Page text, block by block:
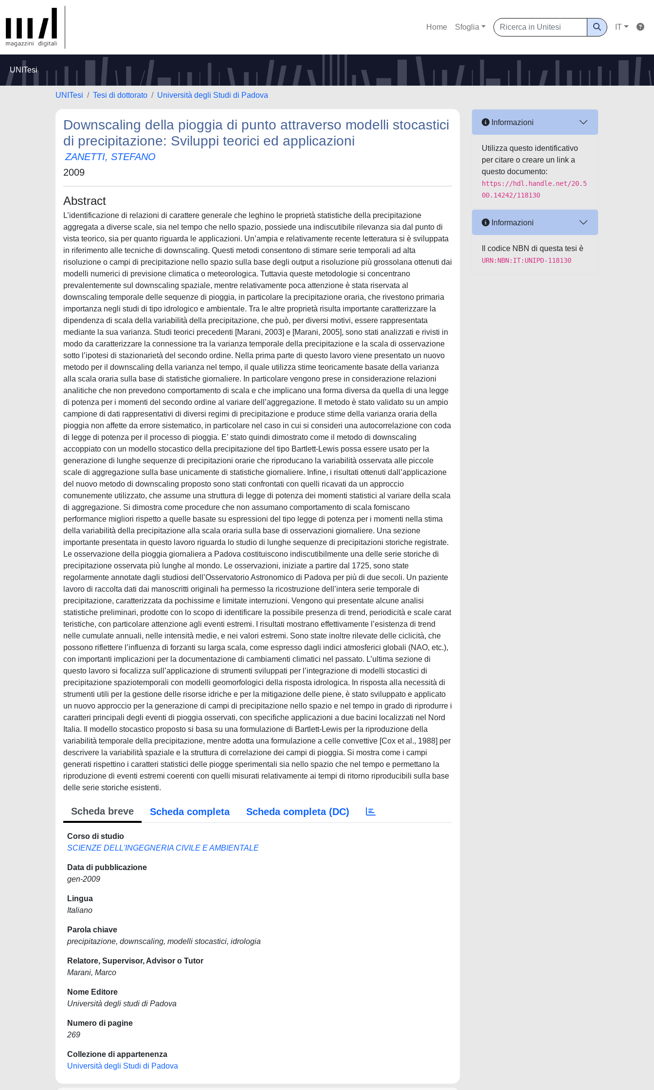
Home Sfoglia IT
UNITesi
UNITesi Tesi di dottorato Università degli Studi di Padova
Downscaling della pioggia di punto attraverso modelli stocastici
di precipitazione: Sviluppi teorici ed applicazioni
ZANETTI, STEFANO
2009
Abstract
L’identificazione di relazioni di carattere generale che leghino le proprietà statistiche della precipitazione
aggregata a diverse scale, sia nel tempo che nello spazio, possiede una indiscutibile rilevanza sia dal punto di
vista teorico, sia per quanto riguarda le applicazioni. Un’ampia e relativamente recente letteratura si è sviluppata
in riferimento alle tecniche di downscaling. Questi metodi consentono di stimare serie temporali ad alta
risoluzione o campi di precipitazione nello spazio sulla base degli output a risoluzione più grossolana ottenuti dai
modelli numerici di previsione climatica o meteorologica. Tuttavia queste metodologie si concentrano
prevalentemente sul downscaling spaziale, mentre relativamente poca attenzione è stata riservata al
downscaling temporale delle sequenze di pioggia, in particolare la precipitazione oraria, che rivestono primaria
importanza negli studi di tipo idrologico e ambientale. Tra le altre proprietà risulta importante caratterizzare la
dipendenza di scala della variabilità della precipitazione, che può, per diversi motivi, essere rappresentata
mediante la sua varianza. Studi teorici precedenti [Marani, 2003] e [Marani, 2005], sono stati analizzati e rivisti in
modo da caratterizzare la connessione tra la varianza temporale della precipitazione e la scala di osservazione
sotto l’ipotesi di stazionarietà del secondo ordine. Nella prima parte di questo lavoro viene presentato un nuovo
metodo per il downscaling della varianza nel tempo, il quale utilizza stime teoricamente basate della varianza
alla scala oraria sulla base di statistiche giornaliere. In particolare vengono prese in considerazione relazioni
analitiche che non prevedono comportamento di scala e che implicano una forma diversa da quella di una legge
di potenza per i momenti del secondo ordine al variare dell’aggregazione. Il metodo è stato validato su un ampio
campione di dati rappresentativi di diversi regimi di precipitazione e produce stime della varianza oraria della
pioggia non affette da errore sistematico, in particolare nel caso in cui si consideri una autocorrelazione con coda
di legge di potenza per il processo di pioggia. E’ stato quindi dimostrato come il metodo di downscaling
accoppiato con un modello stocastico della precipitazione del tipo Bartlett-Lewis possa essere usato per la
generazione di lunghe sequenze di precipitazioni orarie che riproducano la variabilità osservata alle piccole
scale di aggregazione sulla base unicamente di statistiche giornaliere. Infine, i risultati ottenuti dall’applicazione
del nuovo metodo di downscaling proposto sono stati confrontati con quelli ricavati da un approccio
comunemente utilizzato, che assume una struttura di legge di potenza dei momenti statistici al variare della scala
di aggregazione. Si dimostra come procedure che non assumano comportamento di scala forniscano
performance migliori rispetto a quelle basate su espressioni del tipo legge di potenza per i momenti nella stima
della variabilità della precipitazione alla scala oraria sulla base di osservazioni giornaliere. Una sezione
importante presentata in questo lavoro riguarda lo studio di lunghe sequenze di precipitazioni storiche registrate.
Le osservazione della pioggia giornaliera a Padova costituiscono indiscutibilmente una delle serie storiche di
precipitazione osservata più lunghe al mondo. Le osservazioni, iniziate a partire dal 1725, sono state
regolarmente annotate dagli studiosi dell’Osservatorio Astronomico di Padova per più di due secoli. Un paziente
lavoro di raccolta dati dai manoscritti originali ha permesso la ricostruzione dell’intera serie temporale di
precipitazione, caratterizzata da pochissime e limitate interruzioni. Vengono qui presentate alcune analisi
statistiche preliminari, prodotte con lo scopo di identificare la possibile presenza di trend, periodicità e scale carat
teristiche, con particolare attenzione agli eventi estremi. I risultati mostrano effettivamente l’esistenza di trend
nelle cumulate annuali, nelle intensità medie, e nei valori estremi. Sono state inoltre rilevate delle ciclicità, che
possono riflettere l’influenza di forzanti su larga scala, come espresso dagli indici atmosferici globali (NAO, etc.),
con importanti implicazioni per la documentazione di cambiamenti climatici nel passato. L’ultima sezione di
questo lavoro si focalizza sull’applicazione di strumenti sviluppati per l’integrazione di modelli stocastici di
precipitazione spaziotemporali con modelli geomorfologici della risposta idrologica. In risposta alla necessità di
strumenti utili per la gestione delle risorse idriche e per la mitigazione delle piene, è stato sviluppato e applicato
un nuovo approccio per la generazione di campi di precipitazione nello spazio e nel tempo in grado di riprodurre i
caratteri principali degli eventi di pioggia osservati, con specifiche applicazioni a due bacini localizzati nel Nord
Italia. Il modello stocastico proposto si basa su una formulazione di Bartlett-Lewis per la riproduzione della
variabilità temporale della precipitazione, mentre adotta una formulazione a celle convettive [Cox et al., 1988] per
descrivere la variabilità spaziale e la struttura di correlazione dei campi di pioggia. Si mostra come i campi
generati rispettino i caratteri statistici delle piogge sperimentali sia nello spazio che nel tempo e permettano la
riproduzione di eventi estremi coerenti con quelli misurati relativamente ai tempi di ritorno riproducibili sulla base
delle serie storiche esistenti.
Scheda breve Scheda completa Scheda completa (DC)
Corso di studio
SCIENZE DELL'INGEGNERIA CIVILE E AMBIENTALE
Data di pubblicazione
gen-2009
Lingua
Italiano
Parola chiave
precipitazione, downscaling, modelli stocastici, idrologia
Relatore, Supervisor, Advisor o Tutor
Marani, Marco
Nome Editore
Università degli studi di Padova
Numero di pagine
269
Collezione di appartenenza
Università degli Studi di Padova
Informazioni
Utilizza questo identificativo
per citare o creare un link a
questo documento:
https://hdl.handle.net/20.5
00.14242/118130
Informazioni
Il codice NBN di questa tesi è
URN:NBN:IT:UNIPD-118130